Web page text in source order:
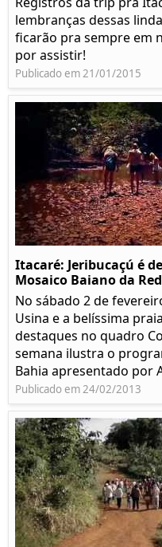
lembranças dessas
ficarão pra sempre em
por assistir!
Publicado em 21/01/2015
Itacaré: Jeribucaçú é
Mosaico Baiano da
No sábado 2 de
Usina e a belíssima
destaques no quadro
semana ilustra o
Bahia apresentado por
Publicado em 24/02/2013